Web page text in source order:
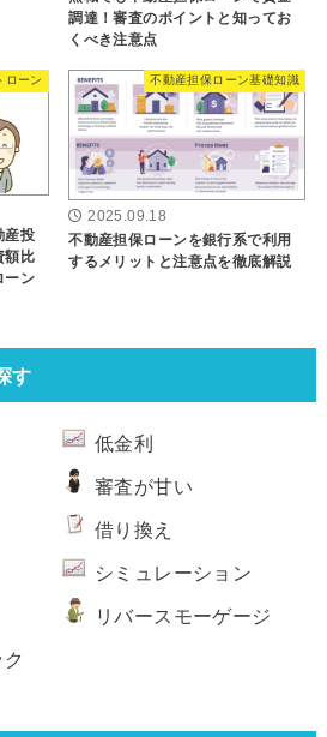
調達！審査のポイントと知ってお
くべき注意点
ローン
産投
額比
ーン
不動産担保ローン基礎知識
2025.09.18
不動産担保ローンを銀行系で利用
するメリットと注意点を徹底解説
す
低金利
審査が甘い
借り換え
シミュレーション
リバースモーゲージ